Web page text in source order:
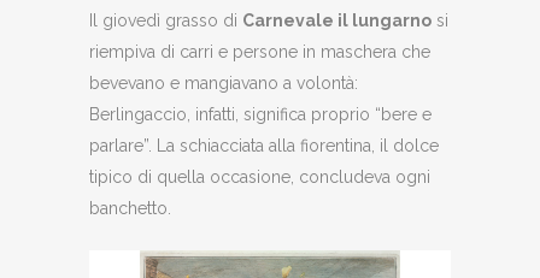
Il giovedì grasso di Carnevale il lungarno si
riempiva di carri e persone in maschera che
bevevano e mangiavano a volontà:
Berlingaccio, infatti, significa proprio “bere e
parlare”. La schiacciata alla fiorentina, il dolce
tipico di quella occasione, concludeva ogni
banchetto.